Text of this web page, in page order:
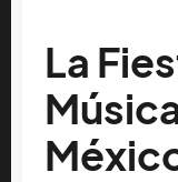
La